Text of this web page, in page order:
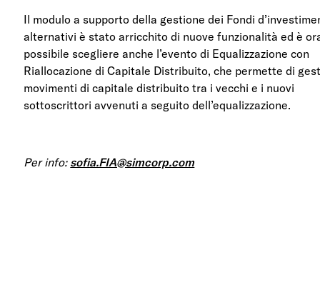
Il modulo a supportodella gestionedei Fondi
alternativi è stato arricchito di nuove funzionalità ed è
possibile scegliereanche l’evento di Equalizzazione con
Riallocazione di Capitale Distribuito, che permette di
movimenti di capitale distribuito tra i vecchi e i nuovi
sottoscrittori avvenuti a seguito dell’equalizzazione.
Per info: sofia.FIA@simcorp.com